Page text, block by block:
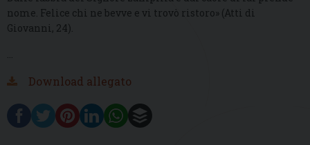
nome. Felice chi ne bevve e vi trovò ristoro» (Atti di
Giovanni, 24).
…
Download allegato